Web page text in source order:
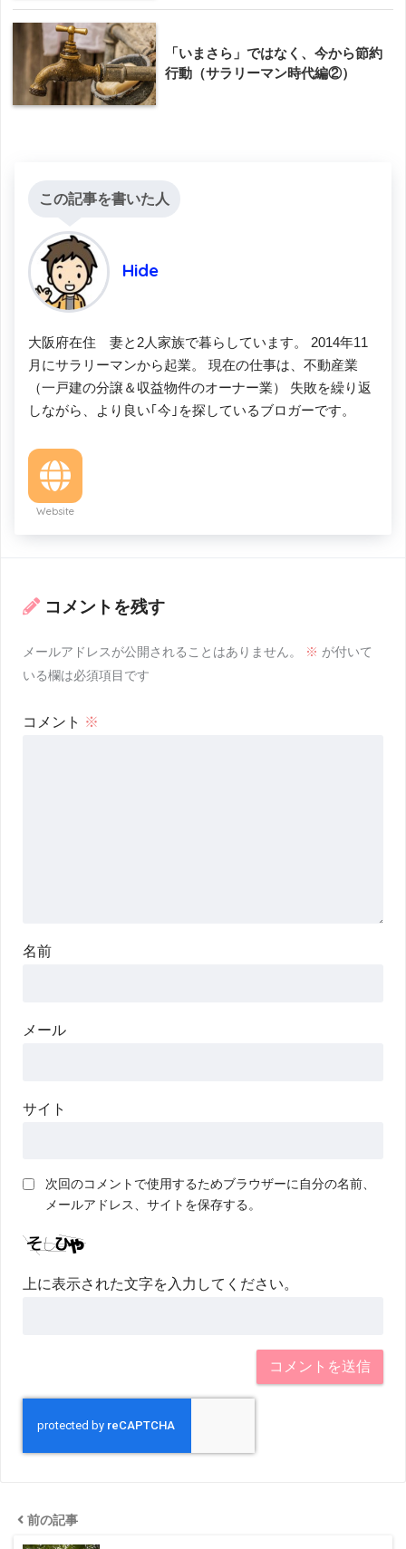
「いまさら」ではなく、今から節約
行動（サラリーマン時代編②）
この記事を書いた人
Hide
大阪府在住 妻と2人家族で暮らしています。 2014年11
月にサラリーマンから起業。 現在の仕事は、不動産業
（一戸建の分譲＆収益物件のオーナー業） 失敗を繰り返
しながら、より良い｢今｣を探しているブロガーです。
Website
コメントを残す
メールアドレスが公開されることはありません。 ※ が付いて
いる欄は必須項目です
コメント ※
名前
メール
サイト
次回のコメントで使用するためブラウザーに自分の名前、
メールアドレス、サイトを保存する。
上に表示された文字を入力してください。
前の記事